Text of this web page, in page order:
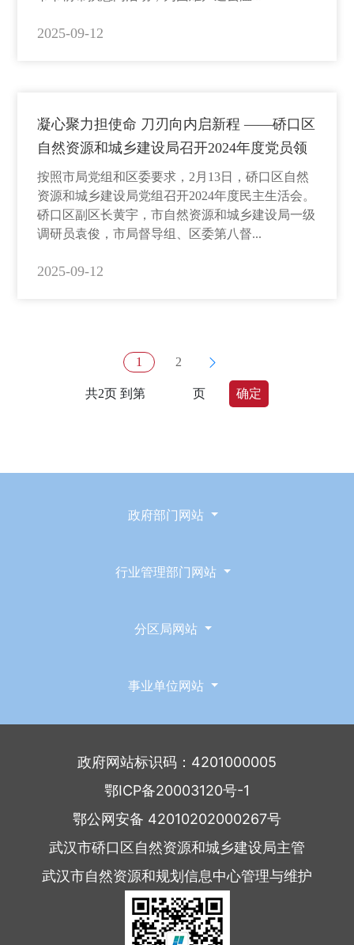
2025-09-12
凝心聚力担使命 刀刃向内启新程 ——硚口区
自然资源和城乡建设局召开2024年度党员领
导干部民主生活会
按照市局党组和区委要求，2月13日，硚口区自然
资源和城乡建设局党组召开2024年度民主生活会。
硚口区副区长黄宇，市自然资源和城乡建设局一级
调研员袁俊，市局督导组、区委第八督...
2025-09-12
1 2
共2页 到第 页 确定
政府部门网站
行业管理部门网站
分区局网站
事业单位网站
政府网站标识码：4201000005
鄂ICP备20003120号-1
鄂公网安备 42010202000267号
武汉市硚口区自然资源和城乡建设局主管
武汉市自然资源和规划信息中心管理与维护